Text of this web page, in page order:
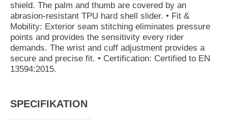
shield. The palm and thumb are covered by an
abrasion-resistant TPU hard shell slider. • Fit &
Mobility: Exterior seam stitching eliminates pressure
points and provides the sensitivity every rider
demands. The wrist and cuff adjustment provides a
secure and precise fit. • Certification: Certified to EN
13594:2015.
SPECIFIKATION